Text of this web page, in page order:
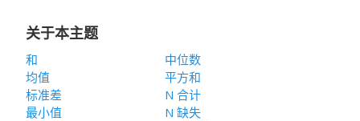
关于本主题
和
均值
标准差
最小值
中位数
平方和
N 合计
N 缺失